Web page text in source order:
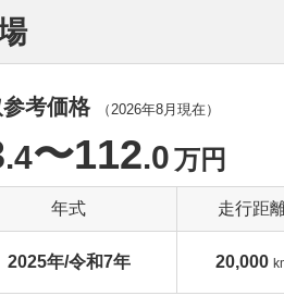
考価格 （2026年8月 現在）
.4〜112.0万円
年式 走行距
2025年/令和7年 20,000